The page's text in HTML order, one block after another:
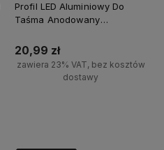
Profil LED Aluminiowy Do
Taśma Anodowany
Mrożony 2m
20,99 zł
zawiera 23% VAT, bez kosztów
dostawy